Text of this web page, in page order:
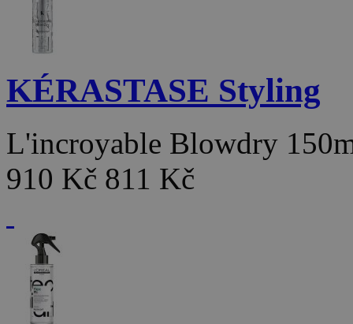
KÉRASTASE Styling
L'incroyable Blowdry
910 Kč 811 Kč